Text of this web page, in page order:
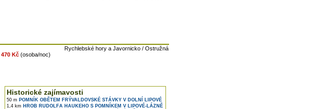
Rychlebské hory a Javornicko / Ostružná
470 Kč(osoba/noc)
Historické zajímavosti
50 m POMNÍK OBĚTEM FRÝVALDOVSKÉ STÁVKY V DOLNÍ LIPOVÉ
1,4 km HROB RUDOLFA HAUKEHO S POMNÍKEM V LIPOVÉ-LÁZNĚ